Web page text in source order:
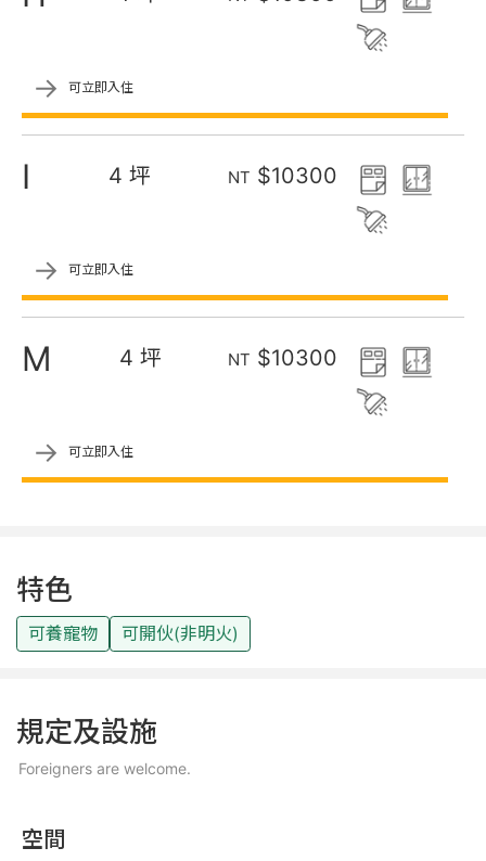
→ 可立即入住
I 4 坪 NT $10300
→ 可立即入住
M 4 坪 NT $10300
→ 可立即入住
特色
可養寵物 可開伙(非明火)
規定及設施
Foreigners are welcome.
空間